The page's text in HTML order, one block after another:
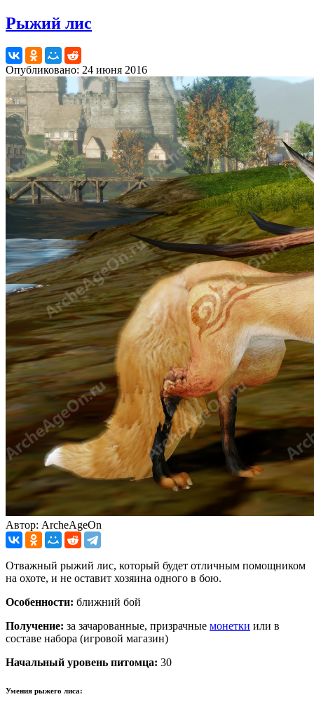
Рыжий лис
Опубликовано: 24 июня 2016
Автор: ArcheAgeOn
Отважный рыжий лис, который будет отличным помощником
на охоте, и не оставит хозяина одного в бою.
Особенности: ближний бой
Получение: за зачарованные, призрачные монетки или в
составе набора (игровой магазин)
Начальный уровень питомца: 30
Умения рыжего лиса: